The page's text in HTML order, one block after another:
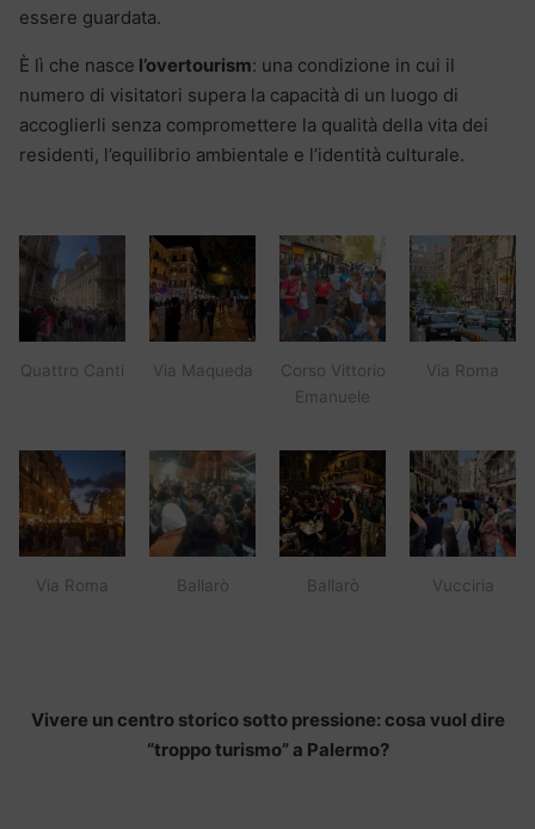
essere guardata.
È lì che nasce l’overtourism: una condizione in cui il
numero di visitatori supera la capacità di un luogo di
accoglierli senza compromettere la qualità della vita dei
residenti, l’equilibrio ambientale e l’identità culturale.
Quattro Canti Via Maqueda
Corso Vittorio
Emanuele
Via Roma
Via Roma Ballarò Ballarò Vucciria
Vivere un centro storico sotto pressione: cosa vuol dire
“troppo turismo” a Palermo?